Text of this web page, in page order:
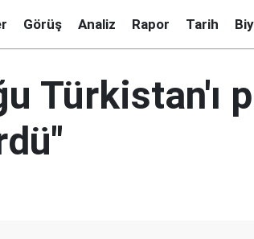
Görüş Analiz Rapor Tarih
Türkistan'ı